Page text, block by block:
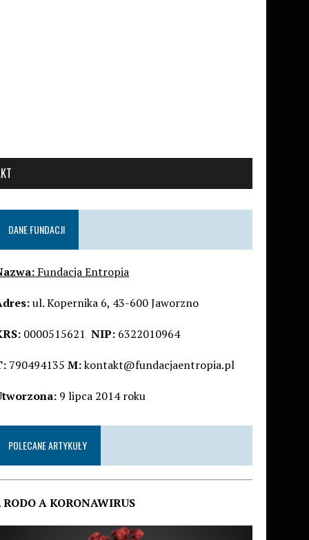
DANE FUNDACJI
Fundacja Entropia
ul. Kopernika 6, 43-600 Jaworzno
0000515621NIP: 6322010964
790494135M:kontakt@fundacjaentropia.pl
9 lipca 2014 roku
POLECANE ARTYKUŁY
RODO A KORONAWIRUS